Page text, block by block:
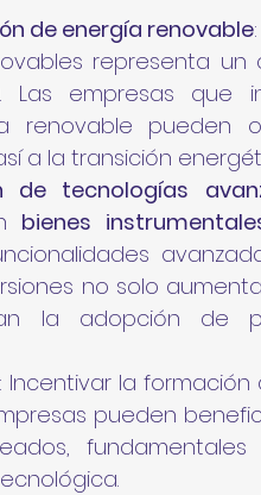
de energía renovable
representa un
Las empresas que
renovable pueden
a la transición
de tecnologías
bienes
no solo
la adopción de
: Incentivar la
pueden